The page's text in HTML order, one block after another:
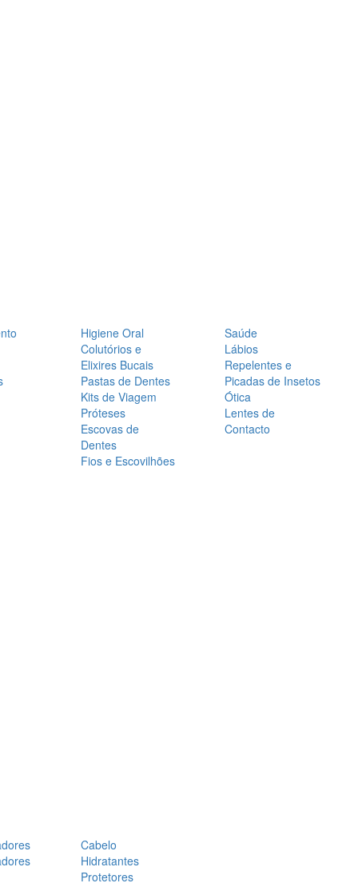
Higiene Oral
Colutórios e
Elixires Bucais
Pastas de Dentes
Kits de Viagem
Próteses
Escovas de
Dentes
Fios e Escovilhões
Saúde
Lábios
Repelentes e
Picadas de Insetos
Ótica
Lentes de
Contacto
Cabelo
Hidratantes
Protetores